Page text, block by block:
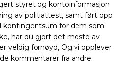
styret og kontoinformasjon
av politiattest, samt ført opp
kontingentsum for dem som
har du gjort det meste av
veldig fornøyd, Og vi opplever
kommentarer fra andre